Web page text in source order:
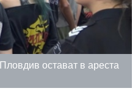
остават в ареста